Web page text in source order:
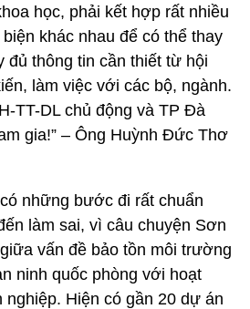
học, phải kết hợp rất nhiều
khác nhau để có thể thay
đủ thông tin cần thiết từ hội
làm việc với các bộ, ngành.
TT-DL chủ động và TP Đà
gia!” – Ông Huỳnh Đức Thơ
những bước đi rất chuẩn
làm sai, vì câu chuyện Sơn
vấn đề bảo tồn môi trường
ninh quốc phòng với hoạt
nghiệp. Hiện có gần 20 dự án